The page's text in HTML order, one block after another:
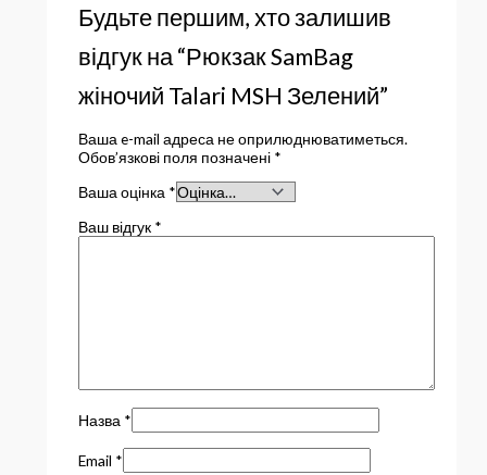
Будьте першим, хто залишив
відгук на “Рюкзак SamBag
жіночий Talari MSH Зелений”
Ваша e-mail адреса не оприлюднюватиметься.
Обов’язкові поля позначені *
Ваша оцінка *
Ваш відгук *
Назва *
Email *